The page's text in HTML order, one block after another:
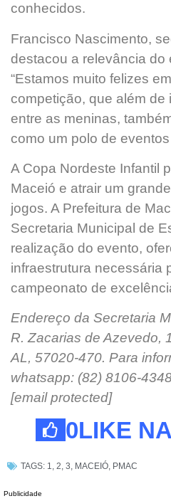
conhecidos.
Francisco Nascimento,
destacou a relevância do
“Estamos muito felizes
competição, que além de
entre as meninas,
como um polo de eventos
A Copa Nordeste Infantil
Maceió e atrair um
jogos. A Prefeitura de
Secretaria Municipal de
realização do evento,
infraestrutura necessária
campeonato de
Endereço da Secretaria
R. Zacarias de Azevedo,
AL, 57020-470. Para
whatsapp: (82) 8106-
[email protected]
0LIKE
TAGS: 1 2 3 MACEIÓ PMAC
Publicidade